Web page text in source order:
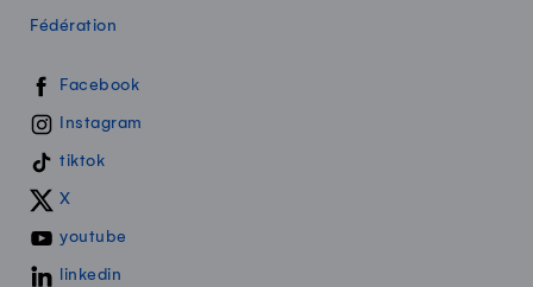
Fédération
Swissmilk sur les réseaux sociaux
Facebook
Instagram
tiktok
X
youtube
linkedin